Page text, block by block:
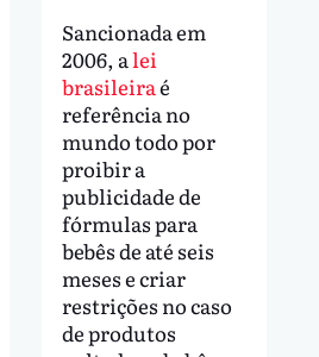
Sancionada em
2006, alei
brasileiraé
referência no
mundo todo por
proibir a
publicidade de
fórmulas para
bebês de até seis
meses e criar
restrições no caso
de produtos